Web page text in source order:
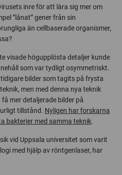
inre för att lära sig mer om
”lånat” gener från sin
än cellbaserade organismer,
visade högupplösta detaljer kunde
som var tydligt osymmetriskt.
bilder som tagits på frysta
men med denna nya teknik
mer detaljerade bilder på
tillstånd. Nyligen har forskarna
bakterier med samma teknik.
vid Uppsala universitet som varit
med hjälp av röntgenlaser, har